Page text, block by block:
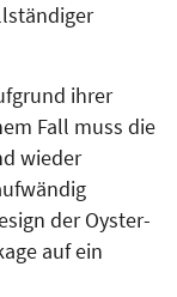
ihrer
Fall muss die
wieder
der Oyster-
auf ein